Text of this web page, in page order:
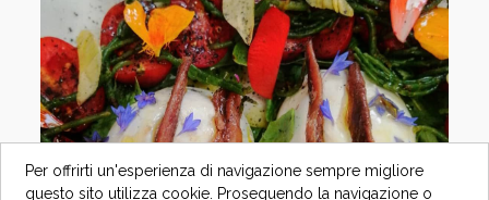
Per offrirti un'esperienza di navigazione sempre migliore
questo sito utilizza cookie. Proseguendo la navigazione o